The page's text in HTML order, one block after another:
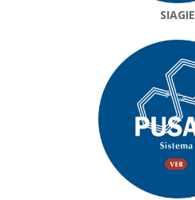
SIAGIE